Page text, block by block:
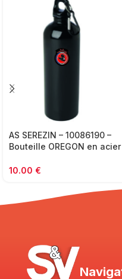
AS SEREZIN – 10086190 –
Bouteille OREGON en acier
10.00 €